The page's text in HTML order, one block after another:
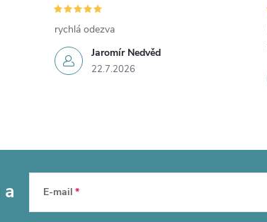
Jaromír Nedvěd
22.7.2026
rychlá odezva
a
E-mail